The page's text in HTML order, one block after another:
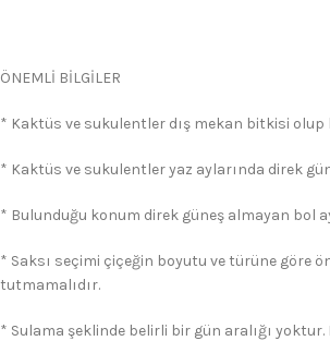
ÖNEMLİ BİLGİLER
* Kaktüs ve sukulentler dış mekan bitkisi
* Kaktüs ve sukulentler yaz aylarında direk
* Bulunduğu konum direk güneş almayan bol
* Saksı seçimi çiçeğin boyutu ve türüne göre
tutmamalıdır.
* Sulama şeklinde belirli bir gün aralığı